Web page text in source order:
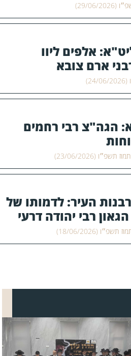
2026)
אלפים ליוו
ארם צובא
הגה"צ רבי רחמים
תשפ״ו (23/06/2026)
העיר: לדמותו של
רבי יהודה דרעי
תשפ״ו (18/06/2026)